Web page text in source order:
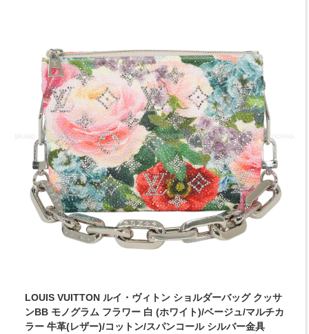
LOUIS VUITTON ルイ・ヴィトン ショルダーバッグ クッサ
ンBB モノグラム フラワー 白 (ホワイト)/ベージュ/マルチカ
ラー 牛革(レザー)/コットン/スパンコール シルバー金具